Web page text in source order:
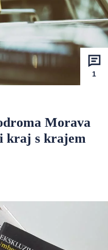
1
Morava
kraj s krajem